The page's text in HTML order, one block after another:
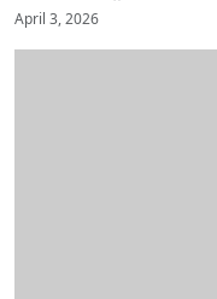
April 3, 2026